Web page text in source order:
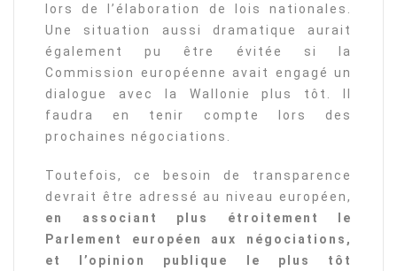
lors de l’élaboration de lois nationales.
Une situation aussi dramatique aurait
également pu être évitée si la
Commission européenne avait engagé un
dialogue avec la Wallonie plus tôt. Il
faudra en tenir compte lors des
prochaines négociations.
Toutefois, ce besoin de transparence
devrait être adressé au niveau européen,
en associant plus étroitement le
Parlement européen aux négociations,
et l’opinion publique le plus tôt